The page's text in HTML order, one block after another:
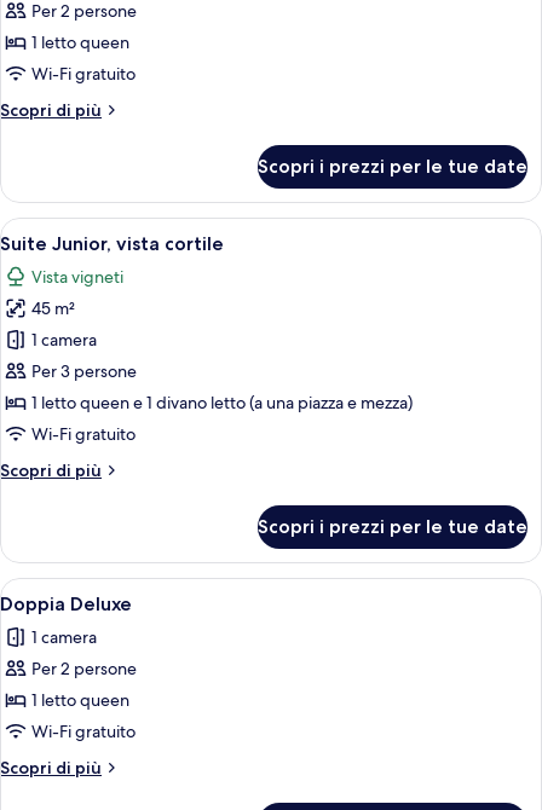
Doppia
Classic
Per 2 persone
1 letto queen
Wi-Fi gratuito
Scopri di più
Altri
Classic
Scopri i prezzi per le tue date
Apri
tutte
le
foto
per
Suite
Junior,
vista
Una cucina moderna con un
42
Suite Junior, vista cortile
Vista vigneti
45 m²
1 camera
Per 3 persone
1 letto queen e 1 divano letto (a una piazza e mezza)
Wi-Fi gratuito
Scopri di più
Altri
Junior,
vista
cortile
Scopri i prezzi per le tue date
Apri
tutte
le
foto
per
Doppia
Deluxe
Una camera da letto con un letto,
1
Doppia Deluxe
1 camera
Per 2 persone
1 letto queen
Wi-Fi gratuito
Scopri di più
Altri